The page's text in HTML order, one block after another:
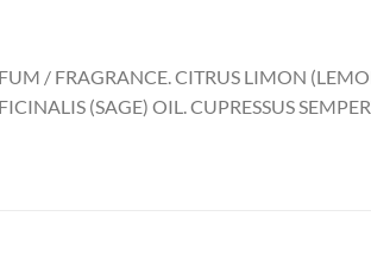
/ FRAGRANCE. CITRUS LIMON
(SAGE) OIL. CUPRESSUS